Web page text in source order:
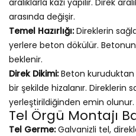
arasında değişir.
Temel Hazırlığı:Direklerin
yerlere beton dökülür.
beklenir.
Direk Dikimi:Beton kuruduktan
bir şekilde hizalanır. Direklerin
yerleştirildiğinden emin olunur.
Tel Örgü Montajı
Tel Germe:Galvanizli tel,